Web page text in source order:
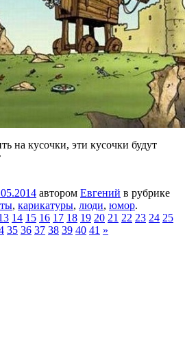
на кусочки, эти кусочки будут
автором Евгений в рубрике
, карикатуры, люди, юмор.
14 15 16 17 18 19 20 21 22 23 24 25
35 36 37 38 39 40 41 »